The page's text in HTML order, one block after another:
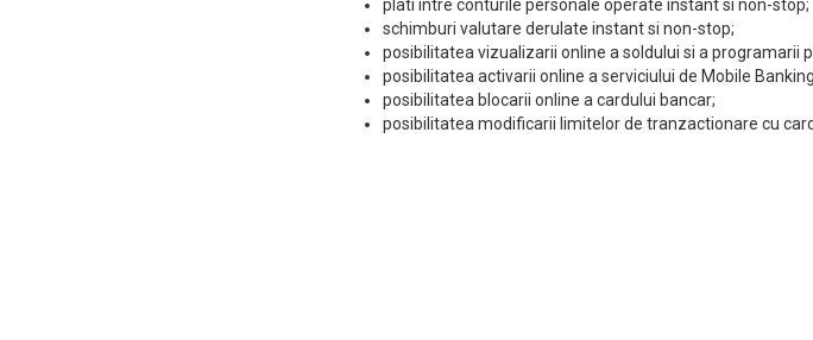
plati intre conturile personale operate instant si non-stop;
schimburi valutare derulate instant si non-stop;
posibilitatea vizualizarii online a soldului si a programarii
posibilitatea activarii online a serviciului de Mobile
posibilitatea blocarii online a cardului bancar;
posibilitatea modificarii limitelor de tranzactionare cu